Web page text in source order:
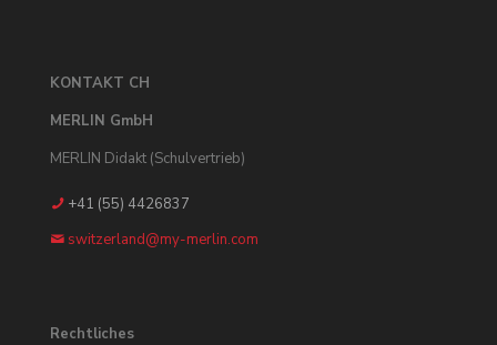
KONTAKT CH
MERLIN GmbH
MERLIN Didakt (Schulvertrieb)
+41 (55) 4426837
switzerland@my-merlin.com
Rechtliches